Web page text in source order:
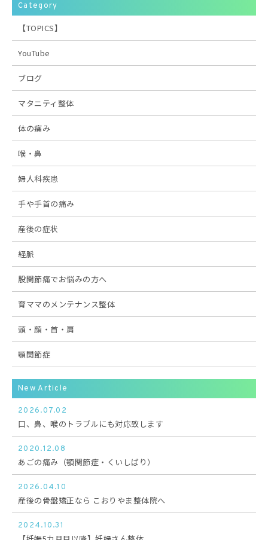
Category
【TOPICS】
YouTube
ブログ
マタニティ整体
体の痛み
喉・鼻
婦人科疾患
手や手首の痛み
産後の症状
経脈
股関節痛でお悩みの方へ
育ママのメンテナンス整体
頭・顔・首・肩
顎関節症
New Article
2026.07.02
口、鼻、喉のトラブルにも対応致します
2020.12.08
あごの痛み（顎関節症・くいしばり）
2026.04.10
産後の骨盤矯正なら こおりやま整体院へ
2024.10.31